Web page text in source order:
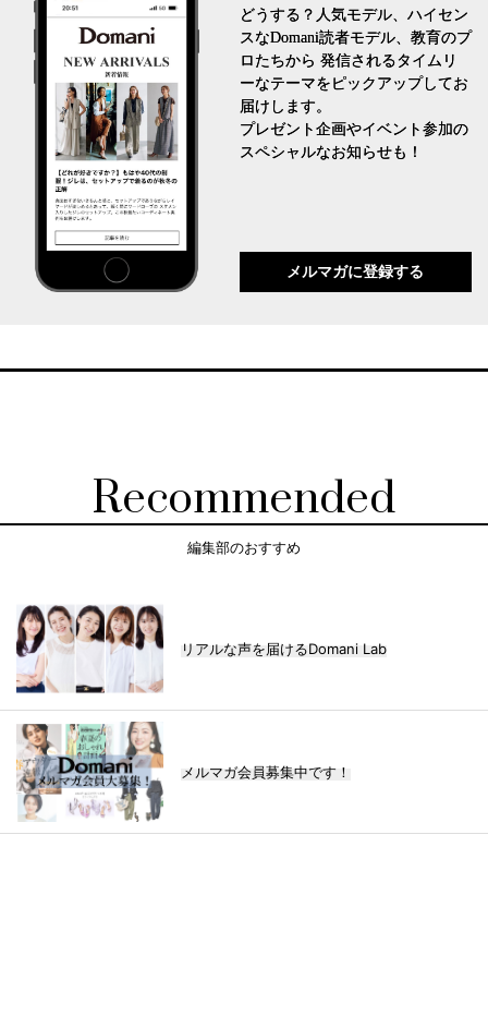
どうする？人気モデル、ハイセン
スなDomani読者モデル、教育のプ
ロたちから 発信されるタイムリ
ーなテーマをピックアップしてお
届けします。
プレゼント企画やイベント参加の
スペシャルなお知らせも！
メルマガに登録する
Recommended
編集部のおすすめ
リアルな声を届けるDomani Lab
メルマガ会員募集中です！